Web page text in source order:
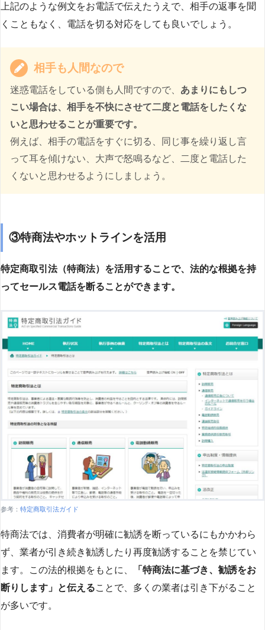
上記のような例文をお電話で伝えたうえで、相手の返事を聞
くこともなく、電話を切る対応をしても良いでしょう。
相手も人間なので
迷惑電話をしている側も人間ですので、 あまりにもしつ
こい場合は、相手を不快にさせて二度と電話をしたくな
いと思わせることが重要です。
例えば、相手の電話をすぐに切る、同じ事を繰り返し言
って耳を傾けない、大声で怒鳴るなど、二度と電話した
くないと思わせるようにしましょう。
③特商法やホットラインを活用
特定商取引法（特商法）を活用することで、法的な根拠を持
ってセールス電話を断ることができます。
参考： 特定商取引法ガイド
特商法では、消費者が明確に勧誘を断っているにもかかわら
ず、業者が引き続き勧誘したり再度勧誘することを禁じてい
ます。この法的根拠をもとに、
「特商法に基づき、勧誘をお
断りします」と伝えることで、多くの業者は引き下がること
が多いです​​。